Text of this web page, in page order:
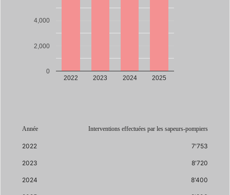
2022 2023 2024 2025
0
2,000
4,000
Année Interventions effectuées par les sapeurs-pompiers
2022 7'753
2023 8'720
2024 8'400